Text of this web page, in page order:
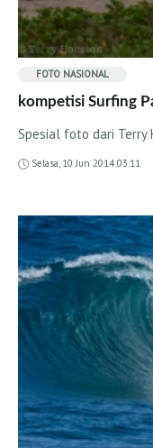
Internasional
Wanita
Wawancara
Nasional
Internasional
Wanita
Tips dan Trik
Ocean and Waves
Foto
Nasional
Panduan Surfing
Sumatera
Jawa
FOTO NASIONAL
kompetisi Surfing
Spesial foto dari Terry
Selasa, 10 Jun 2014 03:11